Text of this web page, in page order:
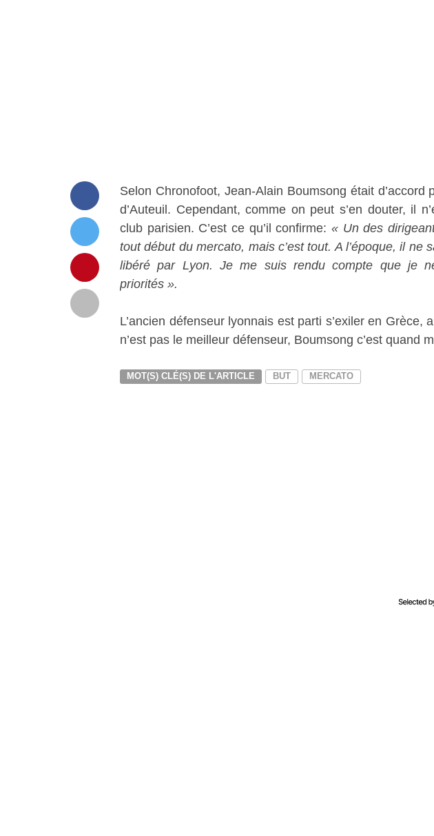
Selon Chronofoot, Jean-Alain Boumsong était
d’Auteuil. Cependant, comme on peut s’en douter, il
club parisien. C’est ce qu’il confirme: « Un des
tout début du mercato, mais c’est tout. A l’époque, il ne
libéré par Lyon. Je me suis rendu compte que je
priorités ».
L’ancien défenseur lyonnais est parti s’exiler en Grèce,
n’est pas le meilleur défenseur, Boumsong c’est quand
MOT(S) CLÉ(S) DE L'ARTICLE BUT MERCATO